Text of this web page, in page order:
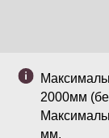
2000мм
мм.